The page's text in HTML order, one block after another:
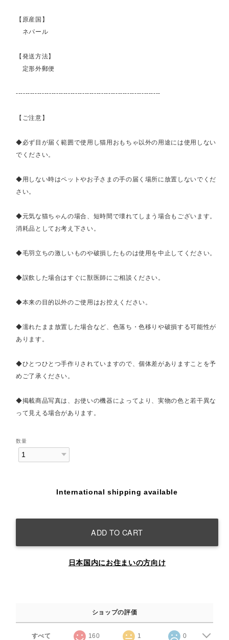
【原産国】
ネパール
【発送方法】
定形外郵便
-------------------------------------------------------------
【ご注意】
◆必ず目が届く範囲で使用し猫用おもちゃ以外の用途には使用しない
でください。
◆用しない時はペットやお子さまの手の届く場所に放置しないでくだ
さい。
◆元気な猫ちゃんの場合、短時間で壊れてしまう場合もございます。
消耗品としてお考え下さい。
◆毛羽立ちの激しいものや破損したものは使用を中止してください。
◆誤飲した場合はすぐに獣医師にご相談ください。
◆本来の目的以外のご使用はお控えください。
◆濡れたまま放置した場合など、色落ち・色移りや破損する可能性が
あります。
◆ひとつひとつ手作りされていますので、個体差がありますことを予
めご了承ください。
◆掲載商品写真は、お使いの機器によってより、実物の色と若干異な
って見える場合があります。
数量
International shipping available
ADD TO CART
日本国内にお住まいの方向け
ショップの評価
すべて 160 1 0